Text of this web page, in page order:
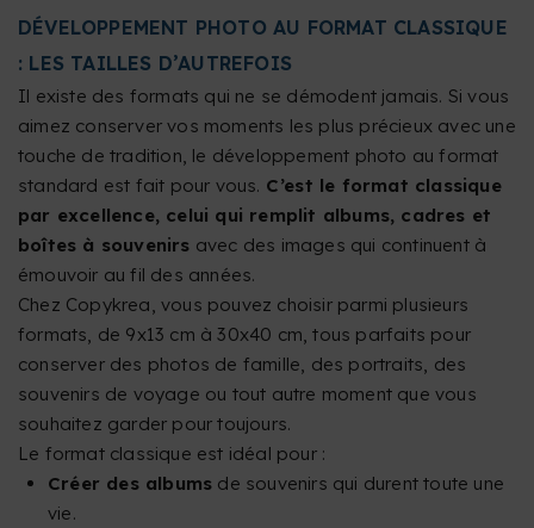
DÉVELOPPEMENT PHOTO AU FORMAT CLASSIQUE
: LES TAILLES D’AUTREFOIS
Il existe des formats qui ne se démodent jamais. Si vous
aimez conserver vos moments les plus précieux avec une
touche de tradition, le développement photo au format
standard est fait pour vous. C’est le format classique
par excellence, celui qui remplit albums, cadres et
boîtes à souvenirs avec des images qui continuent à
émouvoir au fil des années.
Chez Copykrea, vous pouvez choisir parmi plusieurs
formats, de 9x13 cm à 30x40 cm, tous parfaits pour
conserver des photos de famille, des portraits, des
souvenirs de voyage ou tout autre moment que vous
souhaitez garder pour toujours.
Le format classique est idéal pour :
Créer des albums de souvenirs qui durent toute une
vie.